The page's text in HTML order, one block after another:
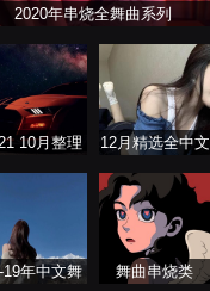
2020年串烧全舞曲系列
10月整理
12月精选全中文
19年中文舞
舞曲串烧类